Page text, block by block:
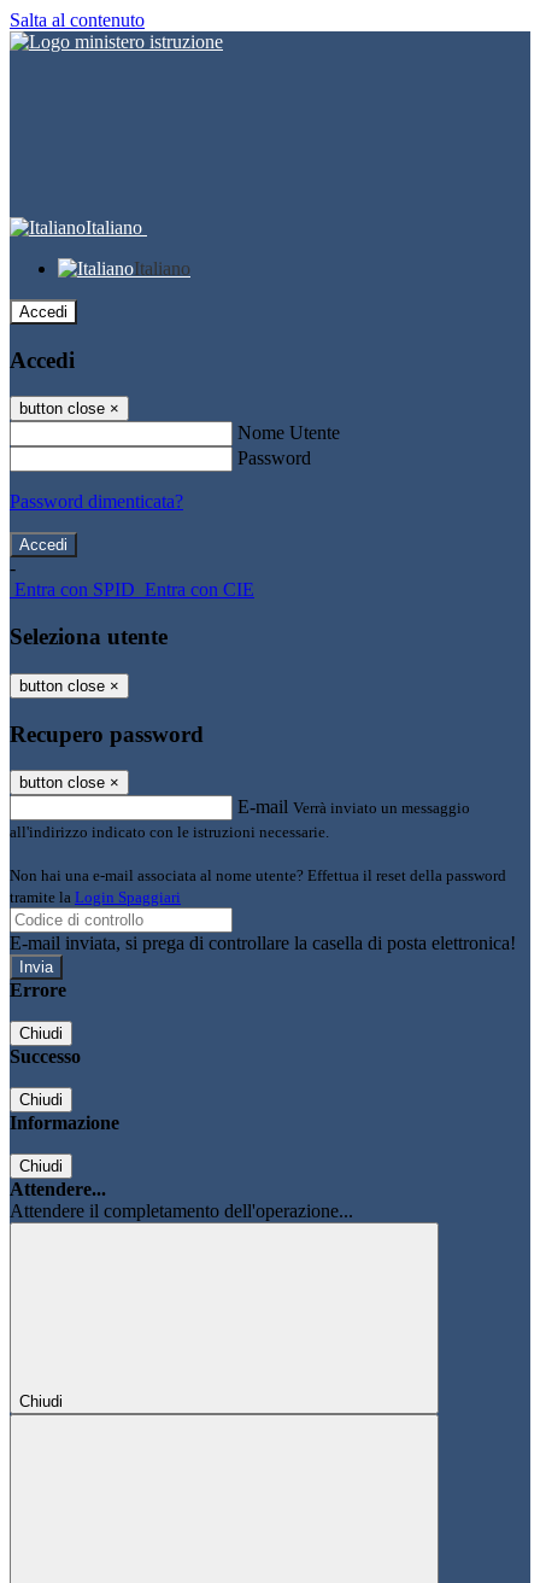
Salta al contenuto
Italiano
Italiano
Accedi
Accedi
button close ×
Nome Utente
Password
Password dimenticata?
-
Entra con SPID Entra con CIE
Seleziona utente
button close ×
Recupero password
button close ×
E-mail Verrà inviato un messaggio
all'indirizzo indicato con le istruzioni necessarie.
Non hai una e-mail associata al nome utente? Effettua il reset della password
tramite la Login Spaggiari
E-mail inviata, si prega di controllare la casella di posta elettronica!
Errore
Chiudi
Successo
Chiudi
Informazione
Chiudi
Attendere...
Attendere il completamento dell'operazione...
Chiudi